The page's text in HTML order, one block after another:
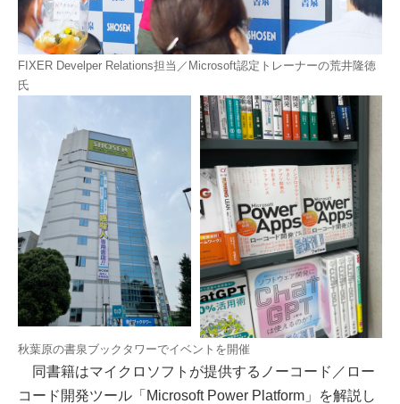
FIXER Develper Relations担当／Microsoft認定トレーナーの荒井隆徳
氏
秋葉原の書泉ブックタワーでイベントを開催
同書籍はマイクロソフトが提供するノーコード／ロー
コード開発ツール「Microsoft Power Platform」を解説し